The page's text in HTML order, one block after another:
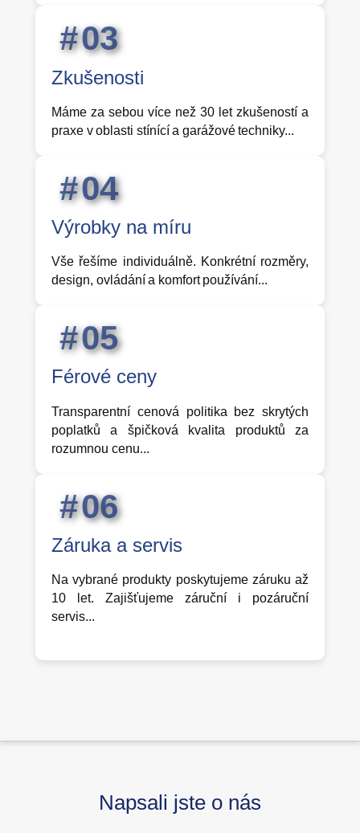
03
Zkušenosti
Máme za sebou více než 30 let zkušeností a
praxe v oblasti stínící a garážové techniky...
04
Výrobky na míru
Vše řešíme individuálně. Konkrétní rozměry,
design, ovládání a komfort používání...
05
Férové ceny
Transparentní cenová politika bez skrytých
poplatků a špičková kvalita produktů za
rozumnou cenu...
06
Záruka a servis
Na vybrané produkty poskytujeme záruku až
10 let. Zajišťujeme záruční i pozáruční
servis...
Napsali jste o nás